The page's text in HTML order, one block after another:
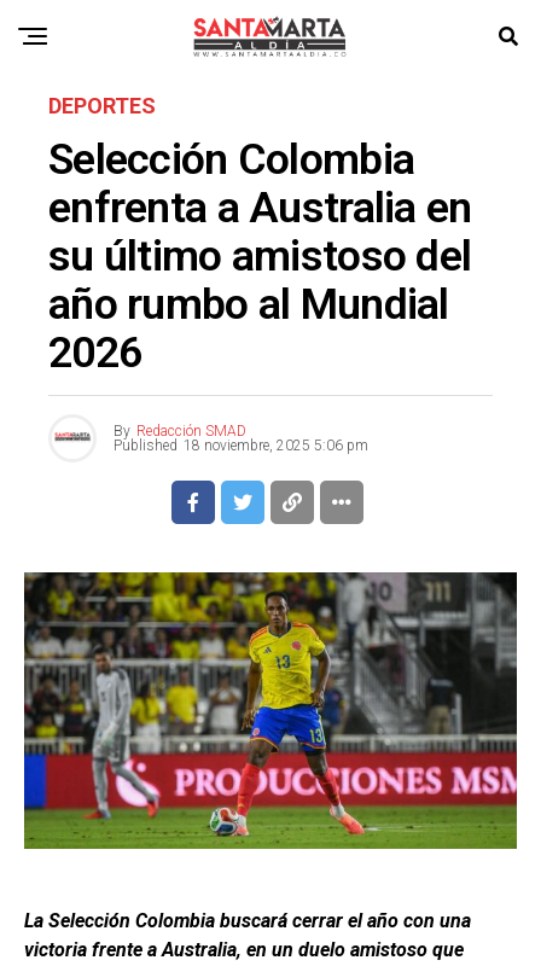
DEPORTES
Selección Colombia
enfrenta a Australia en
su último amistoso del
año rumbo al Mundial
2026
By Redacción SMAD
Published 18 noviembre, 2025 5:06 pm
La Selección Colombia buscará cerrar el año con una
victoria frente a Australia, en un duelo amistoso que